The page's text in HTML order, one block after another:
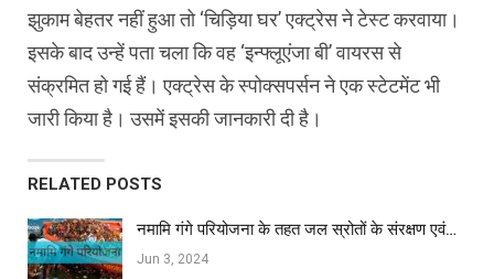
झुकाम बेहतर नहीं हुआ तो ‘चिड़िया घर’ एक्ट्रेस ने टेस्ट करवाया।
इसके बाद उन्हें पता चला कि वह ‘इन्फ्लूएंजा बी’ वायरस से
संक्रमित हो गई हैं। एक्ट्रेस के स्पोक्सपर्सन ने एक स्टेटमेंट भी
जारी किया है। उसमें इसकी जानकारी दी है।
RELATED POSTS
नमामि गंगे परियोजना के तहत जल स्रोतों के संरक्षण एवं…
Jun 3, 2024